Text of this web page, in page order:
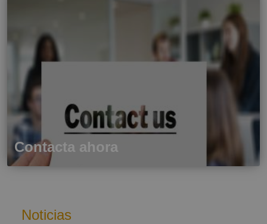
Contacta ahora
Noticias